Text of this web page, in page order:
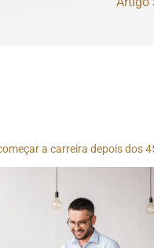
a carreira depois dos